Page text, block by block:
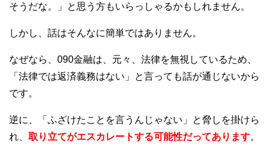
そうだな。」と思う方もいらっしゃるかもしれません。
しかし、話はそんなに簡単ではありません。
なぜなら、090金融は、元々、法律を無視しているため、
「法律では返済義務はない」と言っても話が通じないから
です。
逆に、「ふざけたことを言うんじゃない」と脅しを掛けら
れ、 取り立てがエスカレートする可能性だってあります。